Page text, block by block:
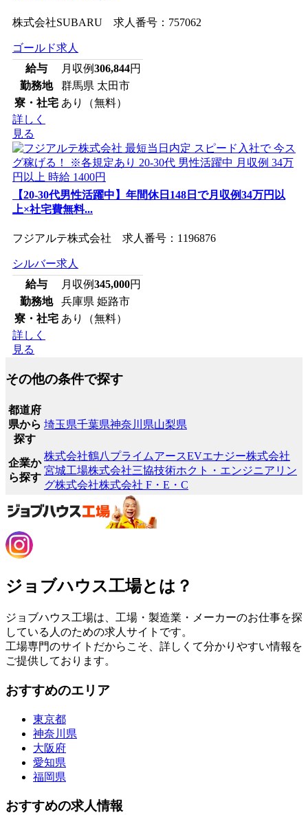
株式会社SUBARU 求人番号：757062
ゴールド求人
給与
月収例306,844円
勤務地
群馬県 太田市
寮・社宅 あり（無料）
詳しく
見る
【20-30代男性活躍中】年間休日148日で月収例34万円以
上×社宅費無料...
フジアルテ株式会社 求人番号：1196876
シルバー求人
給与
月収例345,000円
勤務地
兵庫県 姫路市
寮・社宅 あり（無料）
詳しく
見る
その他の条件で探す
都道府
県から
探す
埼玉県千葉県神奈川県山梨県
企業か
ら探す
株式会社鶴八 プライムアースEVエナジー株式会社
宮城工場株式会社三協技術ホクト・エンジニアリン
グ株式会社株式会社 F・E・C
ジョブハウス工場とは？
ジョブハウス工場は、工場・製造業・メーカーのお仕事を探
している人のための求人サイトです。
工場専門のサイトだからこそ、詳しくて分かりやすい情報を
ご提供しております。
おすすめのエリア
東京都
神奈川県
大阪府
愛知県
福岡県
おすすめの求人情報